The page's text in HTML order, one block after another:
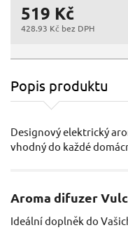
519 Kč
428.93 Kč bez DPH
Popis produktu
Designový elektrický
vhodný do každé
Aroma difuzer
Ideální doplněk do